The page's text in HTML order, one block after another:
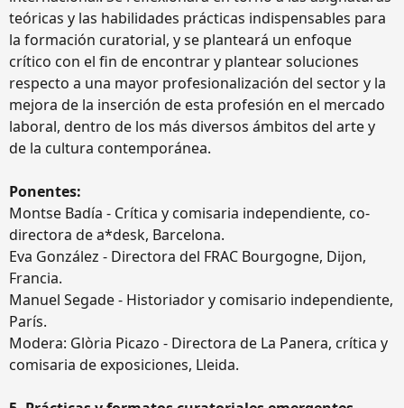
teóricas y las habilidades prácticas indispensables para
la formación curatorial, y se planteará un enfoque
crítico con el fin de encontrar y plantear soluciones
respecto a una mayor profesionalización del sector y la
mejora de la inserción de esta profesión en el mercado
laboral, dentro de los más diversos ámbitos del arte y
de la cultura contemporánea.
Ponentes:
Montse Badía - Crítica y comisaria independiente, co-
directora de a*desk, Barcelona.
Eva González - Directora del FRAC Bourgogne, Dijon,
Francia.
Manuel Segade - Historiador y comisario independiente,
París.
Modera: Glòria Picazo - Directora de La Panera, crítica y
comisaria de exposiciones, Lleida.